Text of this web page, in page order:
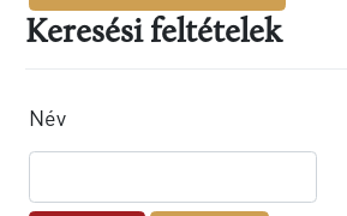
Keresési feltételek
Név